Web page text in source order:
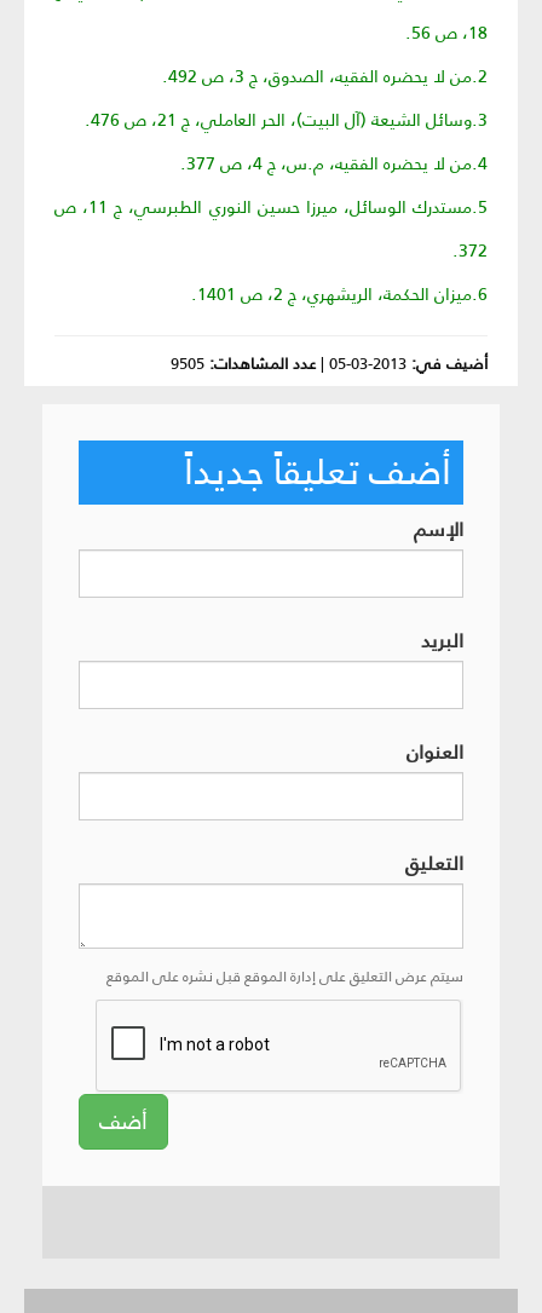
18، ص 56.
2.من لا يحضره الفقيه، الصدوق، ج 3، ص 492.
3.وسائل الشيعة (آل البيت)، الحر العاملي، ج 21، ص 476.
4.من لا يحضره الفقيه، م.س، ج 4، ص 377.
5.مستدرك الوسائل، ميرزا حسين النوري الطبرسي، ج 11، ص
372.
6.ميزان الحكمة، الريشهري، ج 2، ص 1401.
أضيف في: 2013-03-05
|عدد المشاهدات: 9505
أضف تعليقاً جديداً
الإسم
البريد
العنوان
التعليق
سيتم عرض التعليق على إدارة الموقع قبل نشره على الموقع
أضف